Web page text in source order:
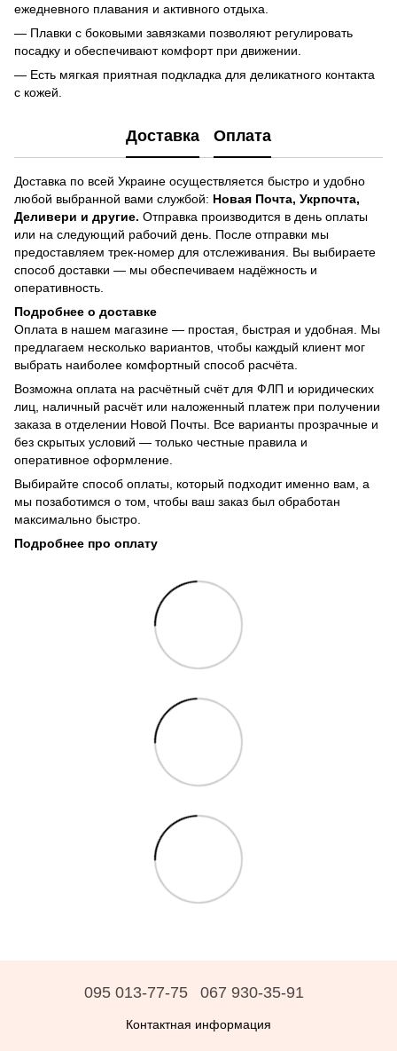
ежедневного плавания и активного отдыха.
— Плавки с боковыми завязками позволяют регулировать
посадку и обеспечивают комфорт при движении.
— Есть мягкая приятная подкладка для деликатного контакта
с кожей.
Доставка Оплата
Доставка по всей Украине осуществляется быстро и удобно
любой выбранной вами службой: Новая Почта, Укрпочта,
Деливери и другие. Отправка производится в день оплаты
или на следующий рабочий день. После отправки мы
предоставляем трек-номер для отслеживания. Вы выбираете
способ доставки — мы обеспечиваем надёжность и
оперативность.
Подробнее о доставке
Оплата в нашем магазине — простая, быстрая и удобная. Мы
предлагаем несколько вариантов, чтобы каждый клиент мог
выбрать наиболее комфортный способ расчёта.
Возможна оплата на расчётный счёт для ФЛП и юридических
лиц, наличный расчёт или наложенный платеж при получении
заказа в отделении Новой Почты. Все варианты прозрачные и
без скрытых условий — только честные правила и
оперативное оформление.
Выбирайте способ оплаты, который подходит именно вам, а
мы позаботимся о том, чтобы ваш заказ был обработан
максимально быстро.
Подробнее про оплату
095 013-77-75 067 930-35-91
Контактная информация